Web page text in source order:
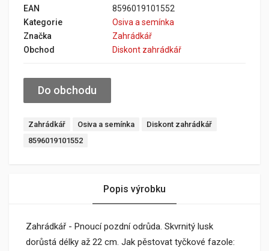
EAN
8596019101552
Kategorie
Osiva a semínka
Značka
Zahrádkář
Obchod
Diskont zahrádkář
Do obchodu
Zahrádkář Osiva a semínka
Diskont zahrádkář
8596019101552
Popis výrobku
Zahrádkář - Pnoucí pozdní odrůda. Skvrnitý lusk
dorůstá délky až 22 cm. Jak pěstovat tyčkové fazole: